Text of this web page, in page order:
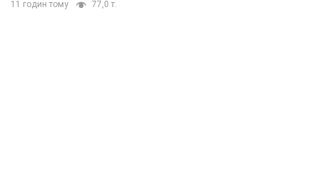
11 годин тому 77,0 т.